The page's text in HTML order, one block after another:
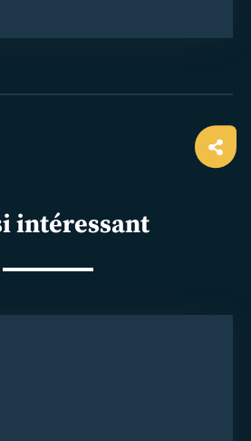
intéressant